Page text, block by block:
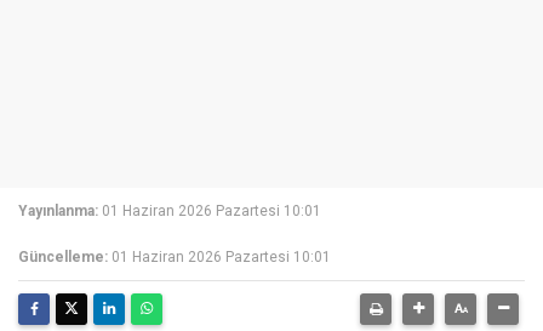
Yayınlanma: 01 Haziran 2026 Pazartesi 10:01
Güncelleme: 01 Haziran 2026 Pazartesi 10:01